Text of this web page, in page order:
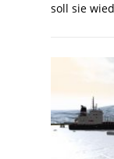
soll sie